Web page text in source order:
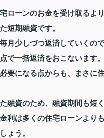
ローンのお金を受け取るよ
短期融資です。
月少しづつ返済していくの
で一括返済をおこないます。
要になる点からも、まさに
融資のため、融資期間も短
利は多くの住宅ローンより
ょう。